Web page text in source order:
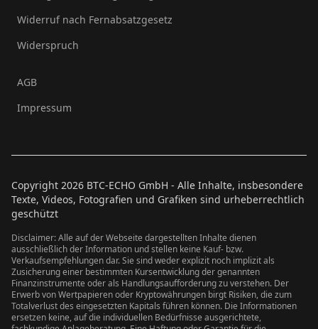
Widerruf nach Fernabsatzgesetz
Widerspruch
AGB
Impressum
Copyright 2026 BTC-ECHO GmbH - Alle Inhalte, insbesondere
Texte, Videos, Fotografien und Grafiken sind urheberrechtlich
geschützt
Disclaimer: Alle auf der Webseite dargestellten Inhalte dienen
ausschließlich der Information und stellen keine Kauf- bzw.
Verkaufsempfehlungen dar. Sie sind weder explizit noch implizit als
Zusicherung einer bestimmten Kursentwicklung der genannten
Finanzinstrumente oder als Handlungsaufforderung zu verstehen. Der
Erwerb von Wertpapieren oder Kryptowährungen birgt Risiken, die zum
Totalverlust des eingesetzten Kapitals führen können. Die Informationen
ersetzen keine, auf die individuellen Bedürfnisse ausgerichtete,